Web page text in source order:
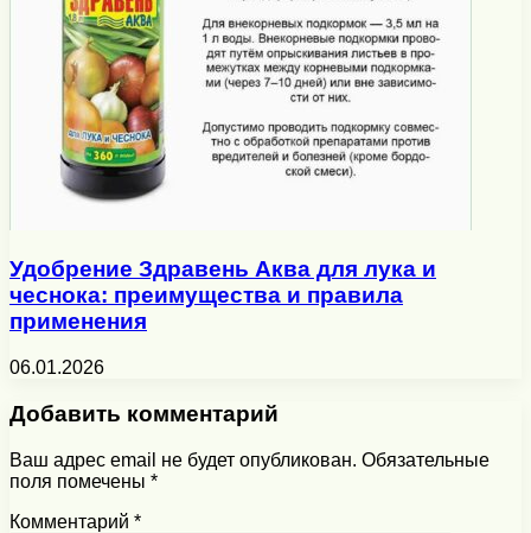
Удобрение Здравень Аква для лука и
чеснока: преимущества и правила
применения
06.01.2026
Добавить комментарий
Ваш адрес email не будет опубликован. Обязательные
поля помечены *
Комментарий *